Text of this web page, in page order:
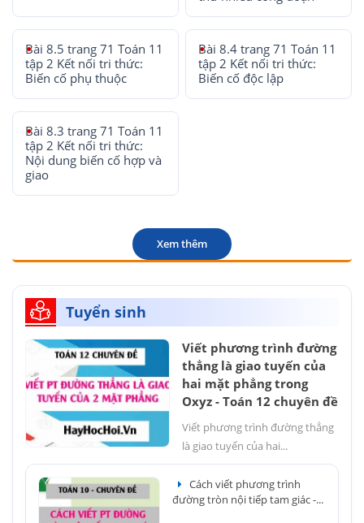
Bài 8.5 trang 71 Toán 11
tập 2 Kết nối tri thức:
Biến cố phụ thuộc
Bài 8.4 trang 71 Toán 11
tập 2 Kết nối tri thức:
Biến cố độc lập
Bài 8.3 trang 71 Toán 11
tập 2 Kết nối tri thức:
Nội dung biến cố hợp và
giao
Xem thêm
Tuyển sinh
Viết phương trình đường
thẳng là giao tuyến của
hai mặt phẳng trong
Oxyz - Toán 12 chuyên đề
Viết phương trình đường thẳng
là giao tuyến của hai...
Cách viết phương trình
đường tròn nội tiếp tam giác -...